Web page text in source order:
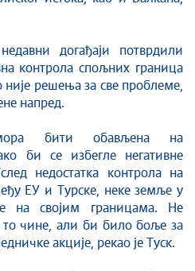
догађаји потврдили
контрола спољних граница
није решења за све проблеме,
напред.
бити обављена на
би се избегле негативне
недостатка контрола на
ЕУ и Турске, неке земље у
на својим границама. Не
чине, али би било боље за
акције, рекао је Туск.